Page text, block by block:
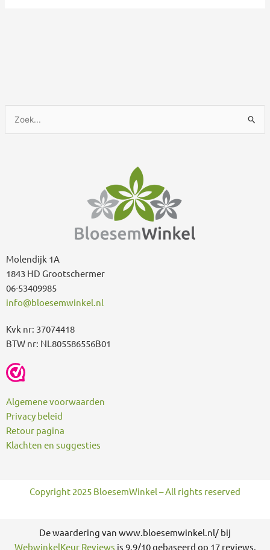
o
Molendijk 1A
1843 HD Grootschermer
06-53409985
info@bloesemwinkel.nl
Kvk nr: 37074418
BTW nr: NL805586556B01
Algemene voorwaarden
Privacy beleid
Retour pagina
Klachten en suggesties
Copyright 2025 BloesemWinkel – All rights reserved
De waardering van www.bloesemwinkel.nl/ bij
WebwinkelKeur Reviews is 9.9/10 gebaseerd op 17 reviews.